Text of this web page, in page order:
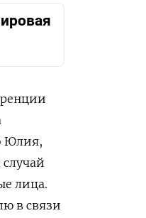
Юлия,
лица.
в связи